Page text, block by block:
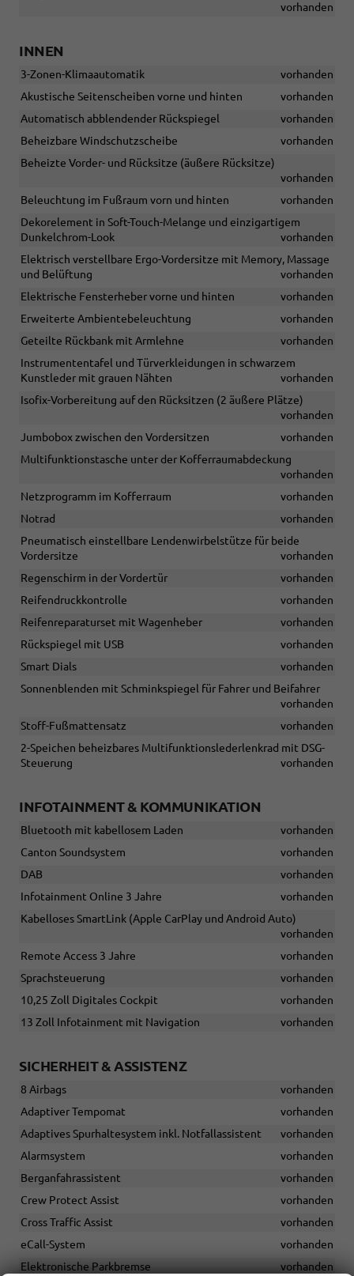
vorhanden
INNEN
3-Zonen-Klimaautomatik
vorhanden
Akustische Seitenscheiben vorne und hinten
vorhanden
Automatisch abblendender Rückspiegel
vorhanden
Beheizbare Windschutzscheibe
vorhanden
Beheizte Vorder- und Rücksitze (äußere Rücksitze)
vorhanden
Beleuchtung im Fußraum vorn und hinten
vorhanden
Dekorelement in Soft-Touch-Melange und einzigartigem
Dunkelchrom-Look
vorhanden
Elektrisch verstellbare Ergo-Vordersitze mit Memory, Massage
und Belüftung
vorhanden
Elektrische Fensterheber vorne und hinten
vorhanden
Erweiterte Ambientebeleuchtung
vorhanden
Geteilte Rückbank mit Armlehne
vorhanden
Instrumententafel und Türverkleidungen in schwarzem
Kunstleder mit grauen Nähten
vorhanden
Isofix-Vorbereitung auf den Rücksitzen (2 äußere Plätze)
vorhanden
Jumbobox zwischen den Vordersitzen
vorhanden
Multifunktionstasche unter der Kofferraumabdeckung
vorhanden
Netzprogramm im Kofferraum
vorhanden
Notrad
vorhanden
Pneumatisch einstellbare Lendenwirbelstütze für beide
Vordersitze
vorhanden
Regenschirm in der Vordertür
vorhanden
Reifendruckkontrolle
vorhanden
Reifenreparaturset mit Wagenheber
vorhanden
Rückspiegel mit USB
vorhanden
Smart Dials
vorhanden
Sonnenblenden mit Schminkspiegel für Fahrer und Beifahrer
vorhanden
Stoff-Fußmattensatz
vorhanden
2-Speichen beheizbares Multifunktionslederlenkrad mit DSG-
Steuerung
vorhanden
INFOTAINMENT & KOMMUNIKATION
Bluetooth mit kabellosem Laden
vorhanden
Canton Soundsystem
vorhanden
DAB
vorhanden
Infotainment Online 3 Jahre
vorhanden
Kabelloses SmartLink (Apple CarPlay und Android Auto)
vorhanden
Remote Access 3 Jahre
vorhanden
Sprachsteuerung
vorhanden
10,25 Zoll Digitales Cockpit
vorhanden
13 Zoll Infotainment mit Navigation
vorhanden
SICHERHEIT & ASSISTENZ
8 Airbags
vorhanden
Adaptiver Tempomat
vorhanden
Adaptives Spurhaltesystem inkl. Notfallassistent
vorhanden
Alarmsystem
vorhanden
Berganfahrassistent
vorhanden
Crew Protect Assist
vorhanden
Cross Traffic Assist
vorhanden
eCall-System
vorhanden
Elektronische Parkbremse
vorhanden